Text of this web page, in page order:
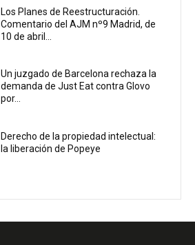
Los Planes de Reestructuración.
Comentario del AJM nº9 Madrid, de
10 de abril...
Un juzgado de Barcelona rechaza la
demanda de Just Eat contra Glovo
por...
Derecho de la propiedad intelectual:
la liberación de Popeye